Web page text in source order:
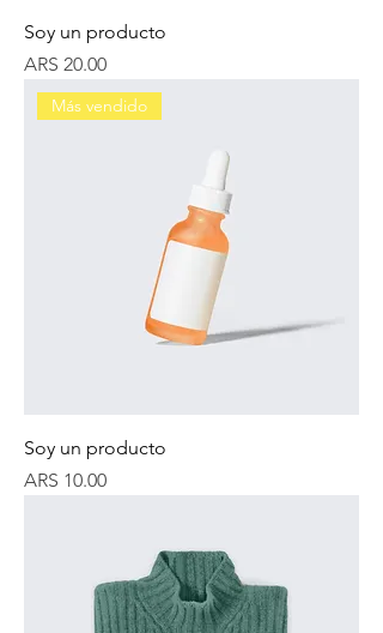
Soy un producto
Price
ARS 20.00
Más vendido
Soy un producto
Price
ARS 10.00